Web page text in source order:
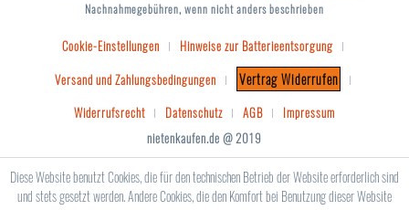
Nachnahmegebühren, wenn nicht anders beschrieben
Cookie-Einstellungen
Hinweise zur Batterieentsorgung
Versand und Zahlungsbedingungen
Vertrag Widerrufen
Widerrufsrecht Datenschutz AGB
Impressum
nietenkaufen.de @ 2019
Diese Website benutzt Cookies, die für den technischen Betrieb der Website erforderlich sind
und stets gesetzt werden. Andere Cookies, die den Komfort bei Benutzung dieser Website